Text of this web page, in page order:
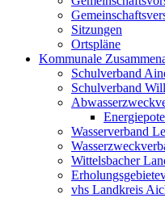
Sitzungen
Ortspläne
Kommunale
Schulverband
Schulverband
Wasserverband
Wittelsbacher
vhs Landkreis